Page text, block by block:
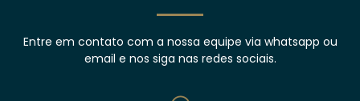
Entre em contato com a nossa equipe via whatsapp ou
email e nos siga nas redes sociais.